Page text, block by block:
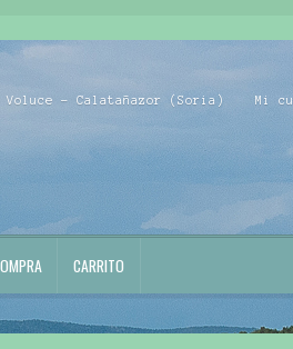
Voluce – Calatañazor (Soria) Mi
CARRITO